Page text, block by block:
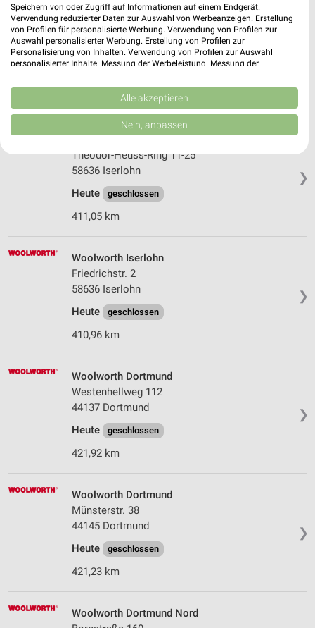
Woolworth Dortmund Aplerbeck
Rodenbergstr. 59
44287 Dortmund Aplerbeck
❯
Woolworth Iserlohn
Theodor-Heuss-Ring 11-25
58636 Iserlohn
Heute
geschlossen
411,05 km
❯
Woolworth Iserlohn
Friedrichstr. 2
58636 Iserlohn
Heute
geschlossen
410,96 km
❯
Woolworth Dortmund
Westenhellweg 112
44137 Dortmund
Heute
geschlossen
421,92 km
❯
Woolworth Dortmund
Münsterstr. 38
44145 Dortmund
Heute
geschlossen
421,23 km
Woolworth Dortmund Nord
Speichern von oder Zugriff auf Informationen auf einem Endgerät.
Verwendung reduzierter Daten zur Auswahl von Werbeanzeigen. Erstellung
von Profilen für personalisierte Werbung. Verwendung von Profilen zur
Auswahl personalisierter Werbung. Erstellung von Profilen zur
Personalisierung von Inhalten. Verwendung von Profilen zur Auswahl
personalisierter Inhalte. Messung der Werbeleistung. Messung der
Kombinationen von Daten aus verschiedenen Quellen. Entwicklung und
Verbesserung der Angebote. Verwendung reduzierter Daten zur Auswahl
von Inhalten.
Daten können außerhalb der Europäischen Union weitergegeben und in die
USA gesendet werden.
Website/App.
Partnerliste anzeigen (1 IAB-Anbieter)
Wir nutzen Ihre Daten für folgende Zwecke:
IAB-Verarbeitungszwecke:
Verwendung reduzierter Daten zur Auswahl von
Werbeanzeigen
Erstellung von Profilen für personalisierte
personalisierter Werbung
Erstellung von Profilen zur Personalisierung
von Inhalten
Verwendung von Profilen zur Auswahl
personalisierter Inhalte
Messung der Performance von Inhalten
Kombinationen von Daten aus verschiedenen
Verwendung reduzierter Daten zur Auswahl von
Alle akzeptieren
Nein, anpassen